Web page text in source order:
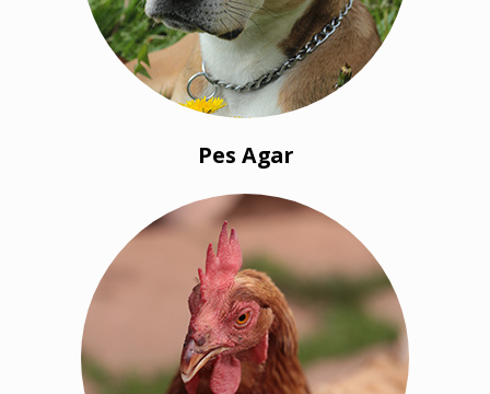
Pes Agar